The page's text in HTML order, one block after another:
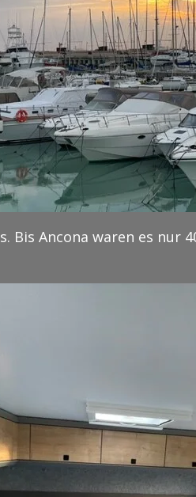
Bis Ancona waren es nur